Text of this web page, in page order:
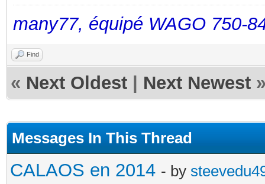
many77, équipé WAGO 750-
Find
« Next Oldest Next Newest
Messages In This Thread
CALAOS en 2014 - by